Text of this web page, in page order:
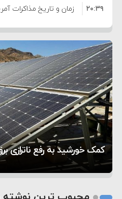
واهی و کذب محض است
زمان و تاریخ مذاکرات
نشده است
۲۰:۳۹
وزیر جنگ آمریکا:
نظامی علیه ایران است
۶:۵۰
موافقت ترامپ با لغو
۶:۲۱
هشدار عراقچی به همتای
آمریکا
۲:۱۵
مقام ارشد امنیتی:
دیوانگی آمریکا داریم
۷:۱۰
ترامپ دستور حملات جدید
۵:۴۵
سپاه: دو نفتکش متخلف
متوقف شدند
۱۲:۵۹
ترامپ مدعی توافق
حماس شد
۸:۵۷
کمک خورشید به رفع ناترازی
تحسین کارگردان «جنگ و
از عشق عمیق به مردم
۵ شهر افسانه‌ای هخامنشی که هنوز هم زنده هستند
2